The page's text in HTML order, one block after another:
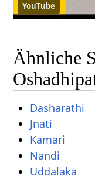
YouTube
Ähnliche
Dasharathi
Jnati
Kamari
Nandi
Uddalaka